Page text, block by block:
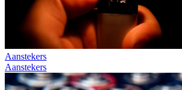
Aanstekers
Aanstekers